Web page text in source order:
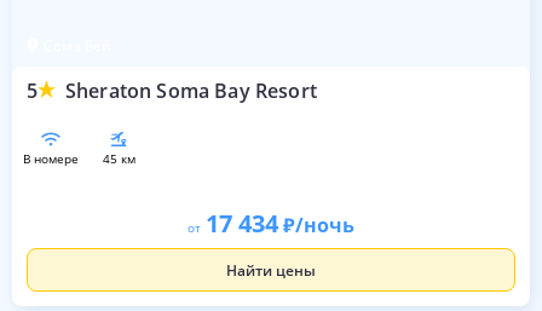
5 Sheraton Soma Bay Resort
в номере 45 км
от 17 434 /ночь
Найти цены